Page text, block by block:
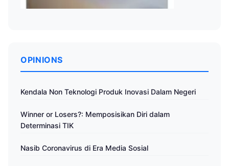
OPINIONS
Kendala Non Teknologi Produk Inovasi Dalam Negeri
Winner or Losers?: Memposisikan Diri dalam
Determinasi TIK
Nasib Coronavirus di Era Media Sosial